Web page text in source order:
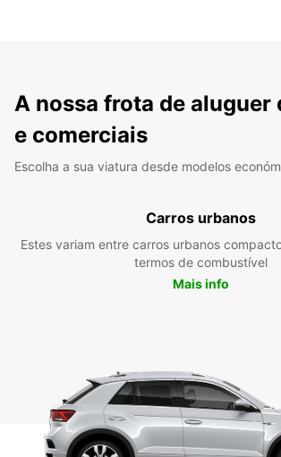
A nossa frota de aluguer
e comerciais
Escolha a sua viatura desde modelos
Carros urbanos
Estes variam entre carros urbanos
termos de combustível
Mais info